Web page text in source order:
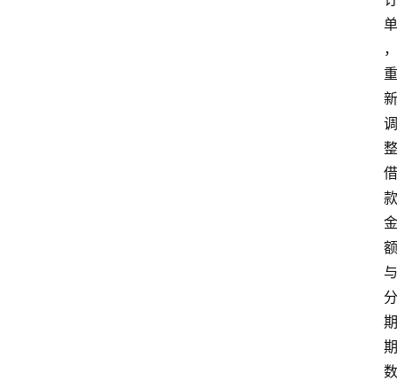
单
，
重
新
调
整
借
款
金
额
与
分
期
期
数